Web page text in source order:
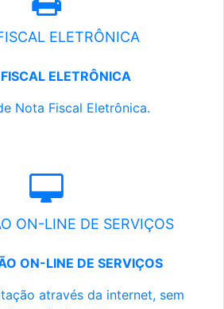
ELETRÔNICA
ELETRÔNICA
Nota Fiscal Eletrônica.
ON-LINE DE SERVIÇOS
ON-LINE DE SERVIÇOS
através da internet, sem